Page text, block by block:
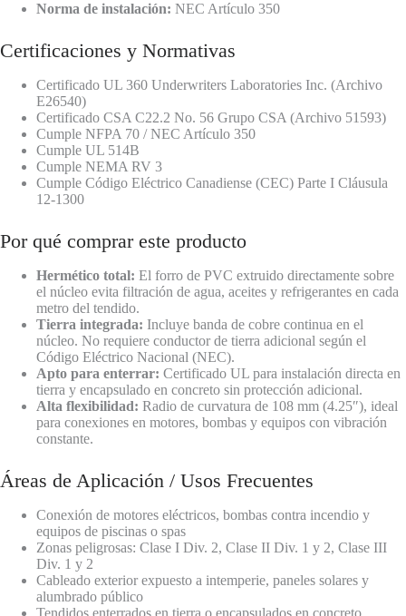
Norma de instalación: NEC Artículo 350
Certificaciones y Normativas
Certificado UL 360 Underwriters Laboratories Inc. (Archivo
E26540)
Certificado CSA C22.2 No. 56 Grupo CSA (Archivo 51593)
Cumple NFPA 70 / NEC Artículo 350
Cumple UL 514B
Cumple NEMA RV 3
Cumple Código Eléctrico Canadiense (CEC) Parte I Cláusula
12-1300
Por qué comprar este producto
Hermético total: El forro de PVC extruido directamente sobre
el núcleo evita filtración de agua, aceites y refrigerantes en cada
metro del tendido.
Tierra integrada: Incluye banda de cobre continua en el
núcleo. No requiere conductor de tierra adicional según el
Código Eléctrico Nacional (NEC).
Apto para enterrar: Certificado UL para instalación directa en
tierra y encapsulado en concreto sin protección adicional.
Alta flexibilidad: Radio de curvatura de 108 mm (4.25″), ideal
para conexiones en motores, bombas y equipos con vibración
constante.
Áreas de Aplicación / Usos Frecuentes
Conexión de motores eléctricos, bombas contra incendio y
equipos de piscinas o spas
Zonas peligrosas: Clase I Div. 2, Clase II Div. 1 y 2, Clase III
Div. 1 y 2
Cableado exterior expuesto a intemperie, paneles solares y
alumbrado público